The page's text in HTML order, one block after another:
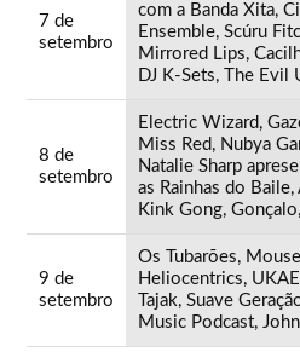
7 de
setembro
com a Banda Xita,
Ensemble, Scúru
Mirrored Lips,
DJ K-Sets, The Evil
8 de
setembro
Electric Wizard,
Miss Red, Nubya
Natalie Sharp
as Rainhas do
Kink Gong,
9 de
setembro
Os Tubarões,
Heliocentrics,
Tajak, Suave
Music Podcast,